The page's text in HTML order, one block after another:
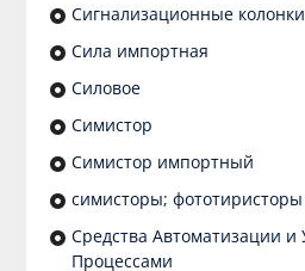
Сигнализационные колонки
Сила импортная
Силовое
Симистор
Симистор импортный
симисторы; фототиристоры
Средства Автоматизации и
Процессами